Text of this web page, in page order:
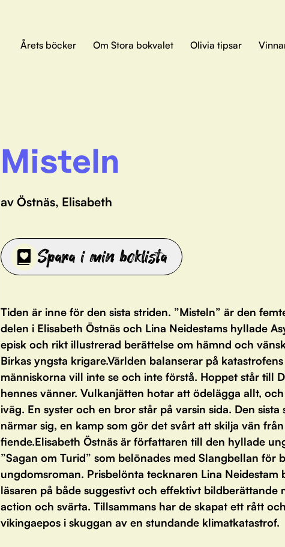
Årets böcker Om Stora bokvalet Olivia tipsar
Misteln
av Östnäs, Elisabeth
Spara i min boklista
Tiden är inne för den sista striden. ”Misteln” är den
delen i Elisabeth Östnäs och Lina Neidestams hyllade
episk och rikt illustrerad berättelse om hämnd och
Birkas yngsta krigare.Världen balanserar på
människorna vill inte se och inte förstå. Hoppet står till
hennes vänner. Vulkanjätten hotar att ödelägga allt,
iväg. En syster och en bror står på varsin sida. Den sista
närmar sig, en kamp som gör det svårt att skilja vän från
fiende.Elisabeth Östnäs är författaren till den hyllade
”Sagan om Turid” som belönades med Slangbellan för
ungdomsroman. Prisbelönta tecknaren Lina Neidestam
läsaren på både suggestivt och effektivt bildberättande
action och svärta. Tillsammans har de skapat ett rått
vikingaepos i skuggan av en stundande klimatkatastrof.